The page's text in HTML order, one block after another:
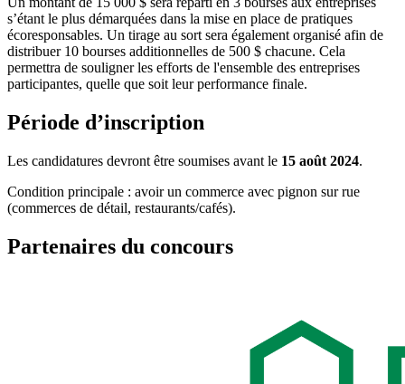
s’étant le plus démarquées dans la mise en place de pratiques
écoresponsables. Un tirage au sort sera également organisé afin de
distribuer 10 bourses additionnelles de 500 $ chacune. Cela
permettra de souligner les efforts de l'ensemble des entreprises
participantes, quelle que soit leur performance finale.
Période d’inscription
Les candidatures devront être soumises avant le 15 août 2024.
Condition principale : avoir un commerce avec pignon sur rue
(commerces de détail, restaurants/cafés).
Partenaires du concours